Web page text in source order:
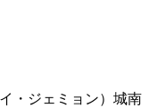
・ジェミョン）城南